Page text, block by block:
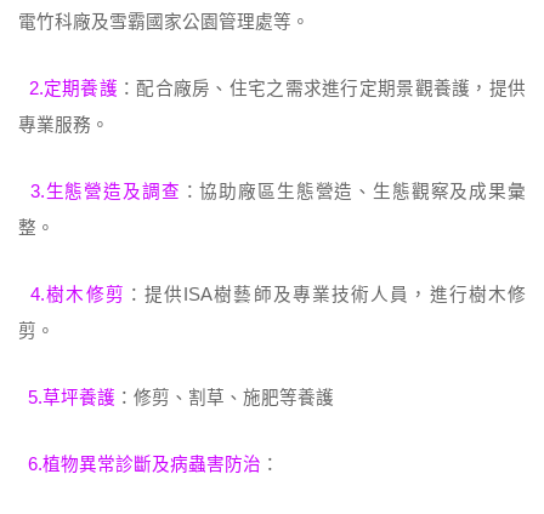
電竹科廠及雪霸國家公園管理處等。
2.定期養護 ：配合廠房、住宅之需求進行定期景觀養護，提供
專業服務。
3.生態營造及調查 ：協助廠區生態營造、生態觀察及成果彙
整。
4.樹木修剪 ：提供ISA樹藝師及專業技術人員，進行樹木修
剪。
5.草坪養護 ：修剪、割草、施肥等養護
6.植物異常診斷及病蟲害防治 ：